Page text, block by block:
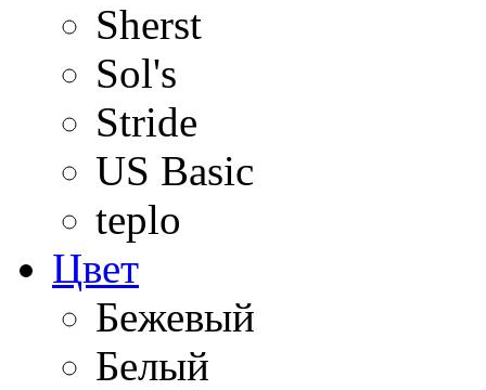
Sherst
Sol's
Stride
US Basic
teplo
Цвет
Бежевый
Белый